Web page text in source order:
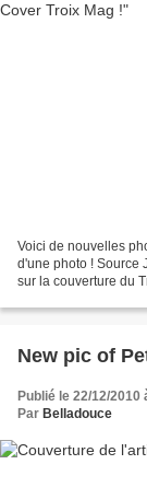
Voici de nouvelles
d'une photo ! Source
sur la couverture du
New pic of
Publié le 22/12/2010
Par Belladouce